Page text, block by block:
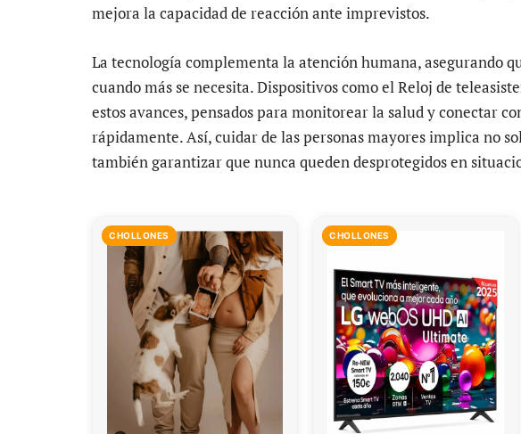
mejora la capacidad de reacción ante imprevistos.
La tecnología complementa la atención humana, asegurando
cuando más se necesita. Dispositivos como el Reloj de
estos avances, pensados para monitorear la salud y conectar
rápidamente. Así, cuidar de las personas mayores implica no
también garantizar que nunca queden desprotegidos en
CHOLLONES CHOLLONES